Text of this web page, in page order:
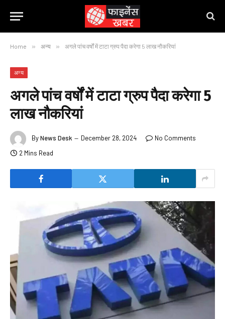
Home » अन्य » अगले पांच वर्षों में टाटा ग्रुप पैदा करेगा 5 लाख नौकरियां
अन्य
अगले पांच वर्षों में टाटा ग्रुप पैदा करेगा 5
लाख नौकरियां
ByNews Desk December 28, 2024
No Comments
2 Mins Read